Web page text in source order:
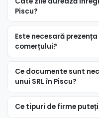
Piscu?
Este necesară
comerțului?
Ce documente sunt
unui SRL în Piscu?
Ce tipuri de firme